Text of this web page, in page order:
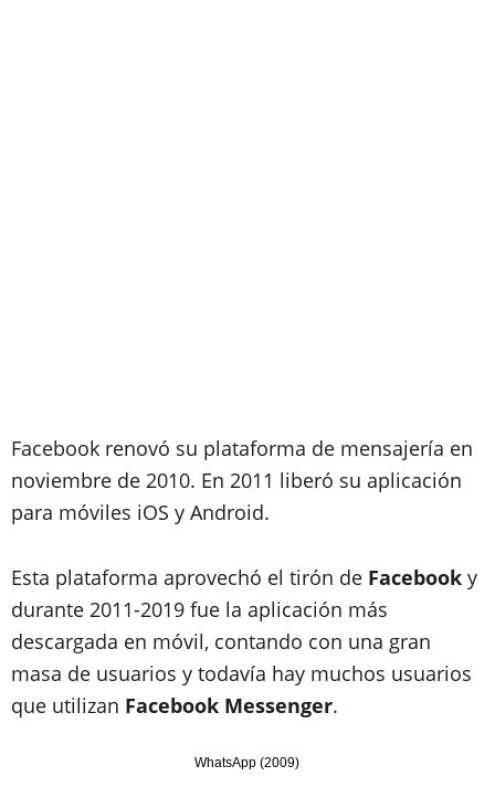
Facebook renovó su plataforma de mensajería en
noviembre de 2010. En 2011 liberó su aplicación
para móviles iOS y Android.
Esta plataforma aprovechó el tirón de Facebook y
durante 2011-2019 fue la aplicación más
descargada en móvil, contando con una gran
masa de usuarios y todavía hay muchos usuarios
que utilizan Facebook Messenger.
WhatsApp (2009)